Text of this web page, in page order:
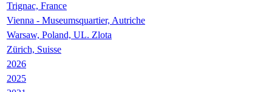
Trignac, France
Vienna - Museumsquartier, Autriche
Warsaw, Poland, UL. Zlota
Zürich, Suisse
2026
2025